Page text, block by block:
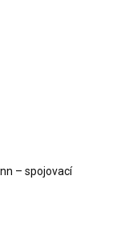
– spojovací